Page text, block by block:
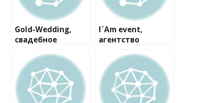
Gold-Wedding,
свадебное
I`Am event,
агентство